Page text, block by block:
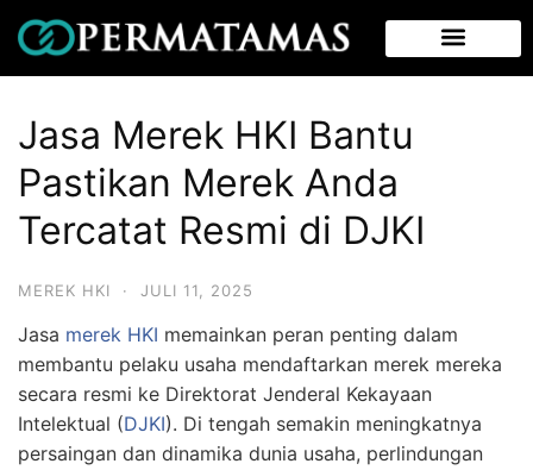
Jasa Merek HKI Bantu
Pastikan Merek Anda
Tercatat Resmi di DJKI
MEREK HKI · JULI 11, 2025
Jasa merek HKI memainkan peran penting dalam
membantu pelaku usaha mendaftarkan merek mereka
secara resmi ke Direktorat Jenderal Kekayaan
Intelektual (DJKI). Di tengah semakin meningkatnya
persaingan dan dinamika dunia usaha, perlindungan